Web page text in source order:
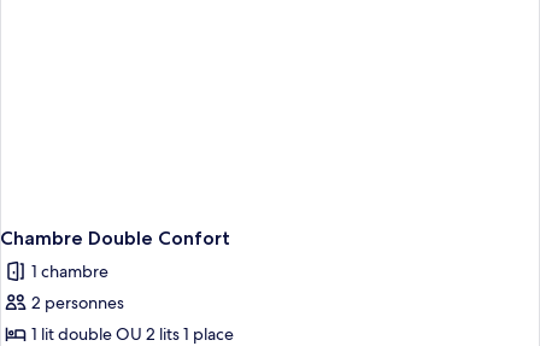
Chambre Double Confort
1 chambre
2 personnes
1 lit double OU 2 lits 1 place